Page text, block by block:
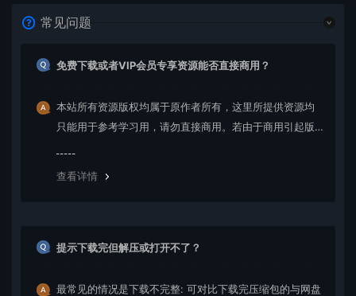
常见问题
免费下载或者VIP会员专享资源能否直接商用？
本站所有资源版权均属于原作者所有，这里所提供资源均
只能用于参考学习用，请勿直接商用。若由于商用引起版
查看详情
提示下载完但解压或打开不了？
最常见的情况是下载不完整: 可对比下载完压缩包的与网盘